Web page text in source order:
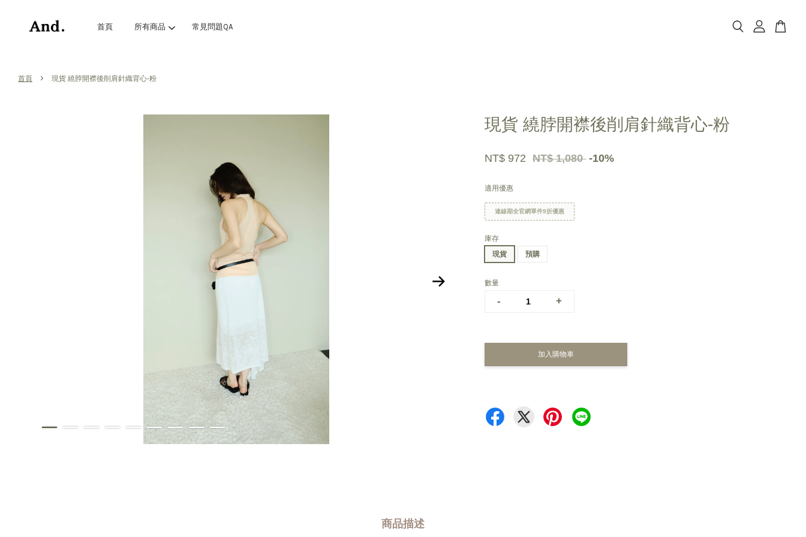
首頁 所有商品 常見問題QA
首頁 › 現貨 繞脖開襟後削肩針織背心-粉
現貨 繞脖開襟後削肩針織背心-粉
NT$ 972 NT$ 1,080 -10%
適用優惠
連線期全官網單件9折優惠
庫存
現貨
預購
數量
- +
加入購物車
商品描述